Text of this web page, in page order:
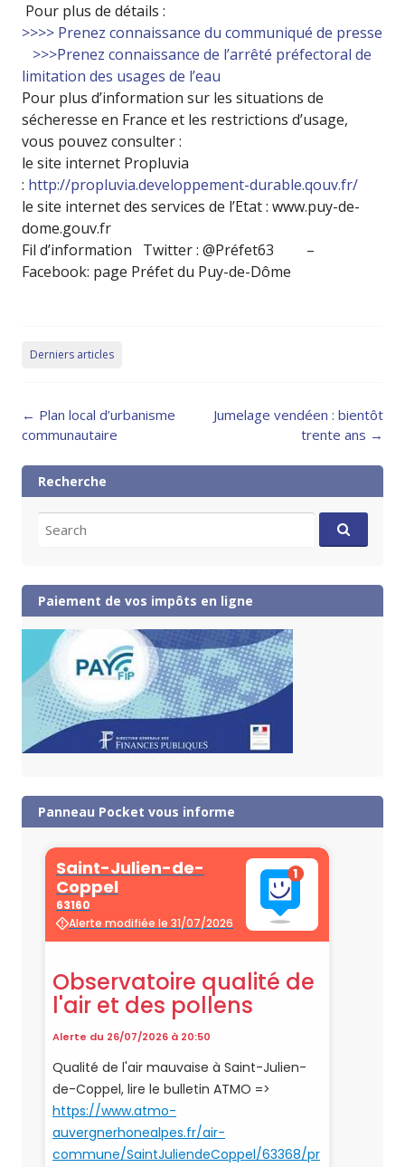
Pour plus de détails :
>>>> Prenez connaissance du communiqué de presse
>>>Prenez connaissance de l’arrêté préfectoral de
limitation des usages de l’eau
Pour plus d’information sur les situations de
sécheresse en France et les restrictions d’usage,
vous pouvez consulter :
le site internet Propluvia
: http://propluvia.developpement-durable.qouv.fr/
le site internet des services de l’Etat : www.puy-de-
dome.gouv.fr
Fil d’information Twitter : @Préfet63 –
Facebook: page Préfet du Puy-de-Dôme
Derniers articles
Post
navigation
← Plan local d’urbanisme
communautaire
Jumelage vendéen : bientôt
trente ans →
Recherche
for:
Paiement de vos impôts en ligne
Panneau Pocket vous informe